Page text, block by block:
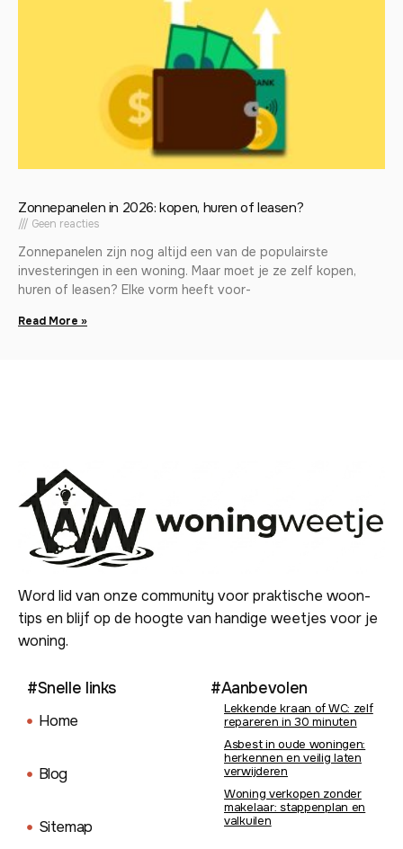
Zonnepanelen in 2026: kopen, huren of leasen?
Geen reacties
Zonnepanelen zijn nog altijd een van de populairste
investeringen in een woning. Maar moet je ze zelf kopen,
huren of leasen? Elke vorm heeft voor-
Read More »
Word lid van onze community voor praktische woon-
tips en blijf op de hoogte van handige weetjes voor je
woning.
#Snelle links
Home
Blog
Sitemap
#Aanbevolen
Lekkende kraan of WC: zelf
repareren in 30 minuten
Asbest in oude woningen:
herkennen en veilig laten
verwijderen
Woning verkopen zonder
makelaar: stappenplan en
valkuilen